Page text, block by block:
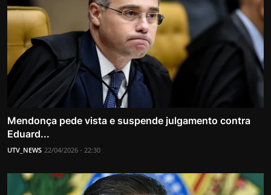
Mendonça pede vista e suspende julgamento contra
Eduard...
UTV_NEWS 22/04/2026 - 22:30